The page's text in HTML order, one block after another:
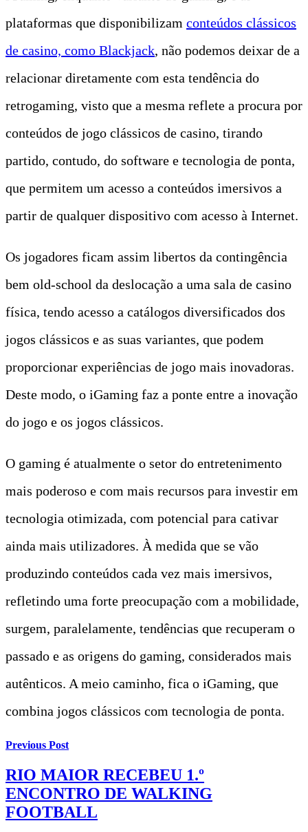
plataformas que disponibilizam conteúdos clássicos
de casino, como Blackjack, não podemos deixar de a
relacionar diretamente com esta tendência do
retrogaming, visto que a mesma reflete a procura por
conteúdos de jogo clássicos de casino, tirando
partido, contudo, do software e tecnologia de ponta,
que permitem um acesso a conteúdos imersivos a
partir de qualquer dispositivo com acesso à Internet.
Os jogadores ficam assim libertos da contingência
bem old-school da deslocação a uma sala de casino
física, tendo acesso a catálogos diversificados dos
jogos clássicos e as suas variantes, que podem
proporcionar experiências de jogo mais inovadoras.
Deste modo, o iGaming faz a ponte entre a inovação
do jogo e os jogos clássicos.
O gaming é atualmente o setor do entretenimento
mais poderoso e com mais recursos para investir em
tecnologia otimizada, com potencial para cativar
ainda mais utilizadores. À medida que se vão
produzindo conteúdos cada vez mais imersivos,
refletindo uma forte preocupação com a mobilidade,
surgem, paralelamente, tendências que recuperam o
passado e as origens do gaming, considerados mais
autênticos. A meio caminho, fica o iGaming, que
combina jogos clássicos com tecnologia de ponta.
Previous Post
RIO MAIOR RECEBEU 1.º
ENCONTRO DE WALKING
FOOTBALL